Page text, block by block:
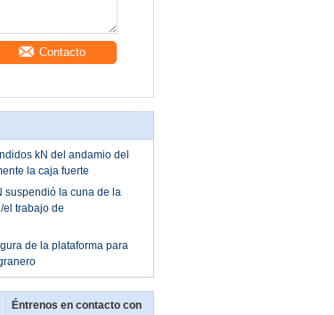
Contacto
kN del andamio del
la caja fuerte
suspendió la cuna de la
el trabajo de
de la plataforma para
Éntrenos en contacto con